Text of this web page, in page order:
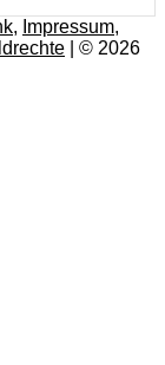
, Impressum,
| © 2026